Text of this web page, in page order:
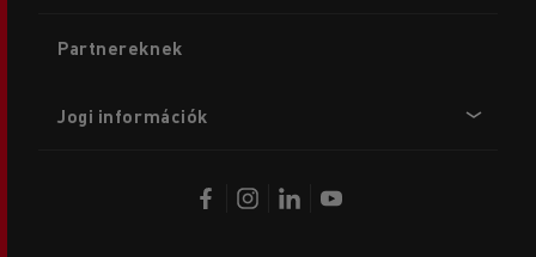
Partnereknek
Jogi információk